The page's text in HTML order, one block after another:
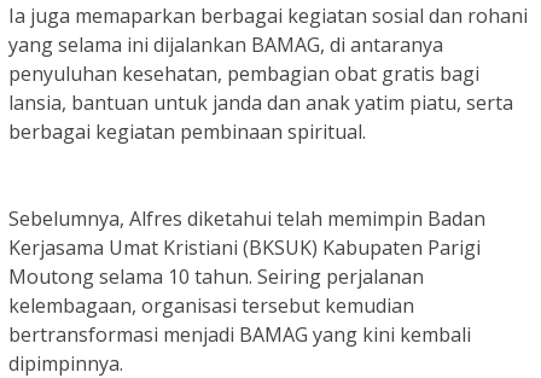
Ia juga memaparkan berbagai kegiatan sosial dan rohani
yang selama ini dijalankan BAMAG, di antaranya
penyuluhan kesehatan, pembagian obat gratis bagi
lansia, bantuan untuk janda dan anak yatim piatu, serta
berbagai kegiatan pembinaan spiritual.
Sebelumnya, Alfres diketahui telah memimpin Badan
Kerjasama Umat Kristiani (BKSUK) Kabupaten Parigi
Moutong selama 10 tahun. Seiring perjalanan
kelembagaan, organisasi tersebut kemudian
bertransformasi menjadi BAMAG yang kini kembali
dipimpinnya.